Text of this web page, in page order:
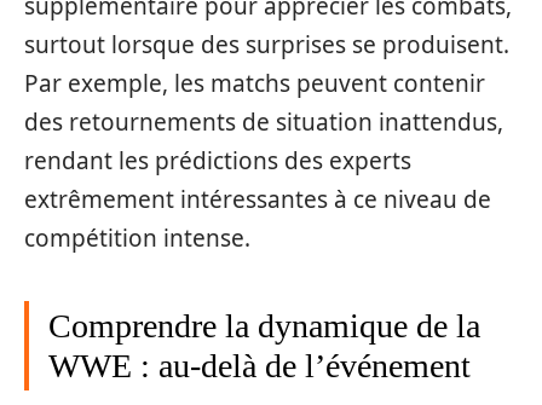
surtout lorsque des surprises se produisent.
Par exemple, les matchs peuvent contenir
des retournements de situation inattendus,
rendant les prédictions des experts
extrêmement intéressantes à ce niveau de
compétition intense.
Comprendre la dynamique de la
WWE : au-delà de l’événement